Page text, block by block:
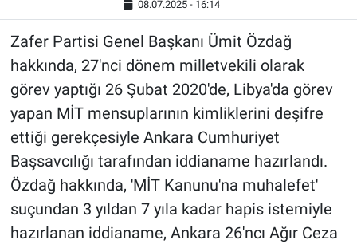
08.07.2025 - 16:14
Zafer Partisi Genel Başkanı Ümit Özdağ
hakkında, 27'nci dönem milletvekili olarak
görev yaptığı 26 Şubat 2020'de, Libya'da görev
yapan MİT mensuplarının kimliklerini deşifre
ettiği gerekçesiyle Ankara Cumhuriyet
Başsavcılığı tarafından iddianame hazırlandı.
Özdağ hakkında, 'MİT Kanunu'na muhalefet'
suçundan 3 yıldan 7 yıla kadar hapis istemiyle
hazırlanan iddianame, Ankara 26'ncı Ağır Ceza